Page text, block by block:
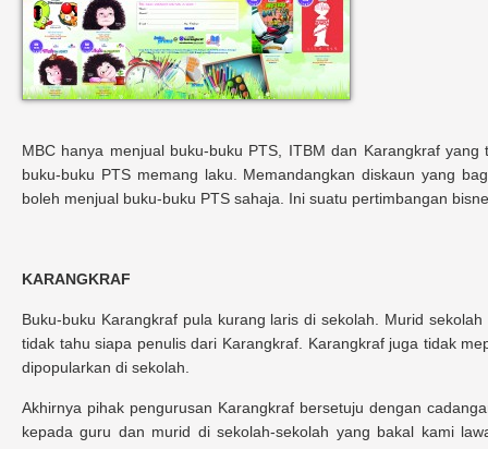
MBC hanya menjual buku-buku PTS, ITBM dan Karangkraf
buku-buku PTS memang laku. Memandangkan diskaun yang
boleh menjual buku-buku PTS sahaja. Ini suatu pertimbangan
KARANGKRAF
Buku-buku Karangkraf pula kurang laris di sekolah. Murid
tidak tahu siapa penulis dari Karangkraf. Karangkraf juga tidak
dipopularkan di sekolah.
Akhirnya pihak pengurusan Karangkraf bersetuju dengan
kepada guru dan murid di sekolah-sekolah yang bakal kami